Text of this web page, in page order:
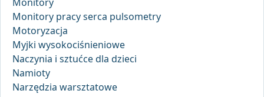
Monitory pracy serca pulsometry
Motoryzacja
Myjki wysokociśnieniowe
Naczynia i sztućce dla dzieci
Namioty
Narzędzia warsztatowe